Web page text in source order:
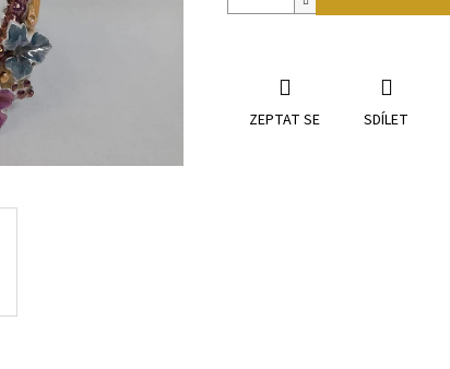
ZEPTAT SE SDÍLET